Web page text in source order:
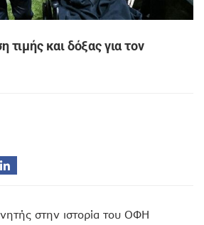
τιμής και δόξας για τον
στην ιστορία του ΟΦΗ